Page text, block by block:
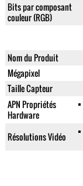
Bits par composant
couleur (RGB)
Nom du Produit
Mégapixel
Taille Capteur
APN Propriétés
Hardware
Résolutions Vidéo